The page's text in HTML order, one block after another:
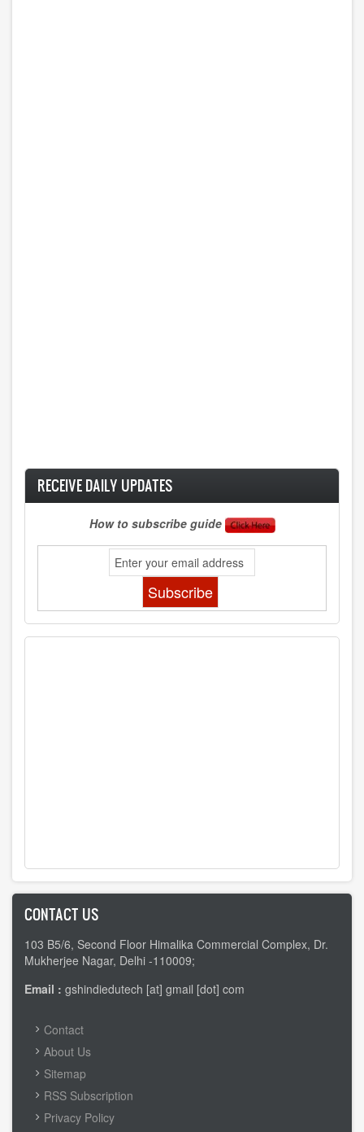
RECEIVE DAILY UPDATES
How to subscribe guide
CONTACT US
103 B5/6, Second Floor Himalika Commercial Complex, Dr.
Mukherjee Nagar, Delhi -110009;
Email : gshindiedutech [at] gmail [dot] com
FOOTER
MENU
Contact
About Us
Sitemap
RSS Subscription
Privacy Policy